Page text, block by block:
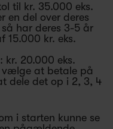
til kr. 35.000 eks.
en del over deres
har deres 3-5 år
15.000 kr. eks.
kr. 20.000 eks.
vælge at betale på
dele det op i 2, 3, 4
i starten kunne se